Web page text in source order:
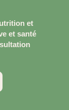
et
et santé